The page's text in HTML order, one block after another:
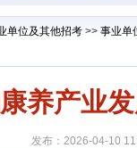
单位及其他招考 >> 事业单
养产业
发布：2026-04-10